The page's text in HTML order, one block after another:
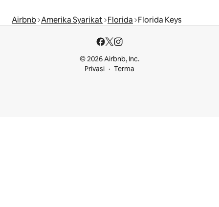
Airbnb Amerika Syarikat Florida Florida Keys
© 2026 Airbnb, Inc.
Privasi
Terma